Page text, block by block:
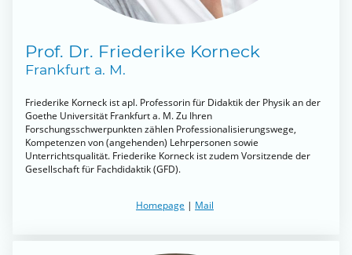
Prof. Dr. Friederike Korneck
Frankfurt a. M.
Friederike Korneck ist apl. Professorin für Didaktik der Physik an der
Goethe Universität Frankfurt a. M. Zu Ihren
Forschungsschwerpunkten zählen Professionalisierungswege,
Kompetenzen von (angehenden) Lehrpersonen sowie
Unterrichtsqualität. Friederike Korneck ist zudem Vorsitzende der
Gesellschaft für Fachdidaktik (GFD).
Homepage | Mail